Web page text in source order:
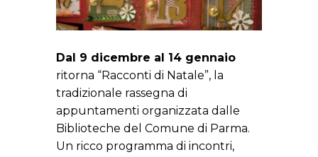
Dal 9 dicembre al 14 gennaio
ritorna “Racconti di Natale”, la
tradizionale rassegna di
appuntamenti organizzata dalle
Biblioteche del Comune di Parma.
Un ricco programma di incontri,